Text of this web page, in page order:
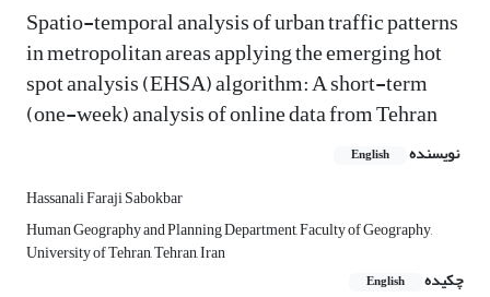
Spatio-temporal analysis of urban traffic patterns
in metropolitan areas applying the emerging hot
spot analysis (EHSA) algorithm: A short-term
(one-week) analysis of online data from Tehran
نویسنده English
Hassanali Faraji Sabokbar
Human Geography and Planning Department, Faculty of Geography,
University of Tehran, Tehran, Iran
چکیده
English